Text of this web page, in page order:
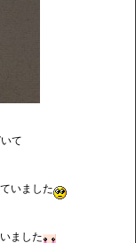
て
いました
ました